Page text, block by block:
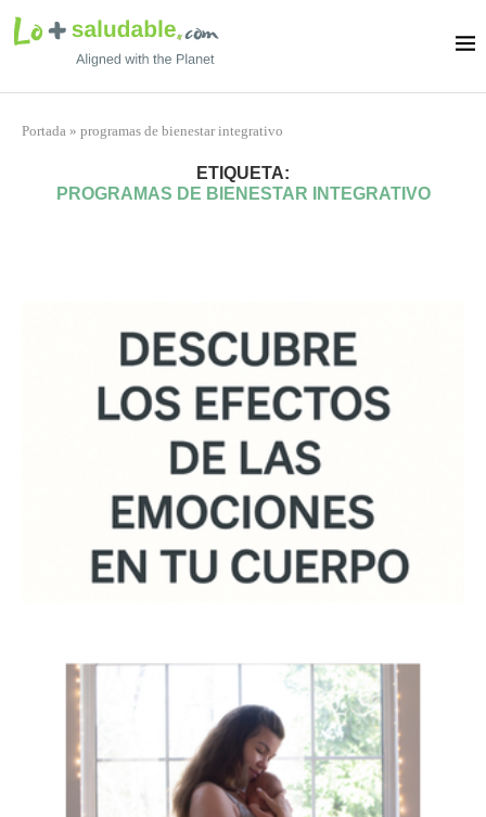
Portada » programas de bienestar integrativo
ETIQUETA:
PROGRAMAS DE BIENESTAR INTEGRATIVO